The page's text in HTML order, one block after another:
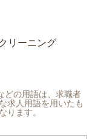
リーニング
の用語は、求職者
求人用語を用いたも
ります。